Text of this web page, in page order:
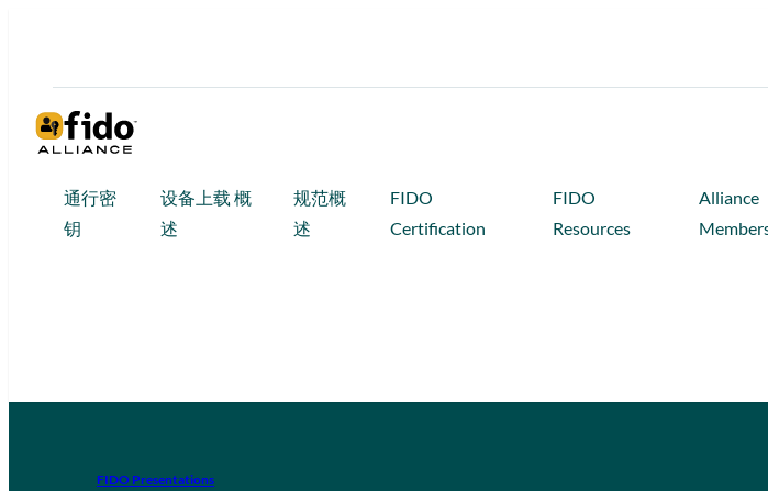
通行密
钥
设备上载 概
述
规范概
述
FIDO
Certification
FIDO
Resources
Alliance
FIDO Presentations